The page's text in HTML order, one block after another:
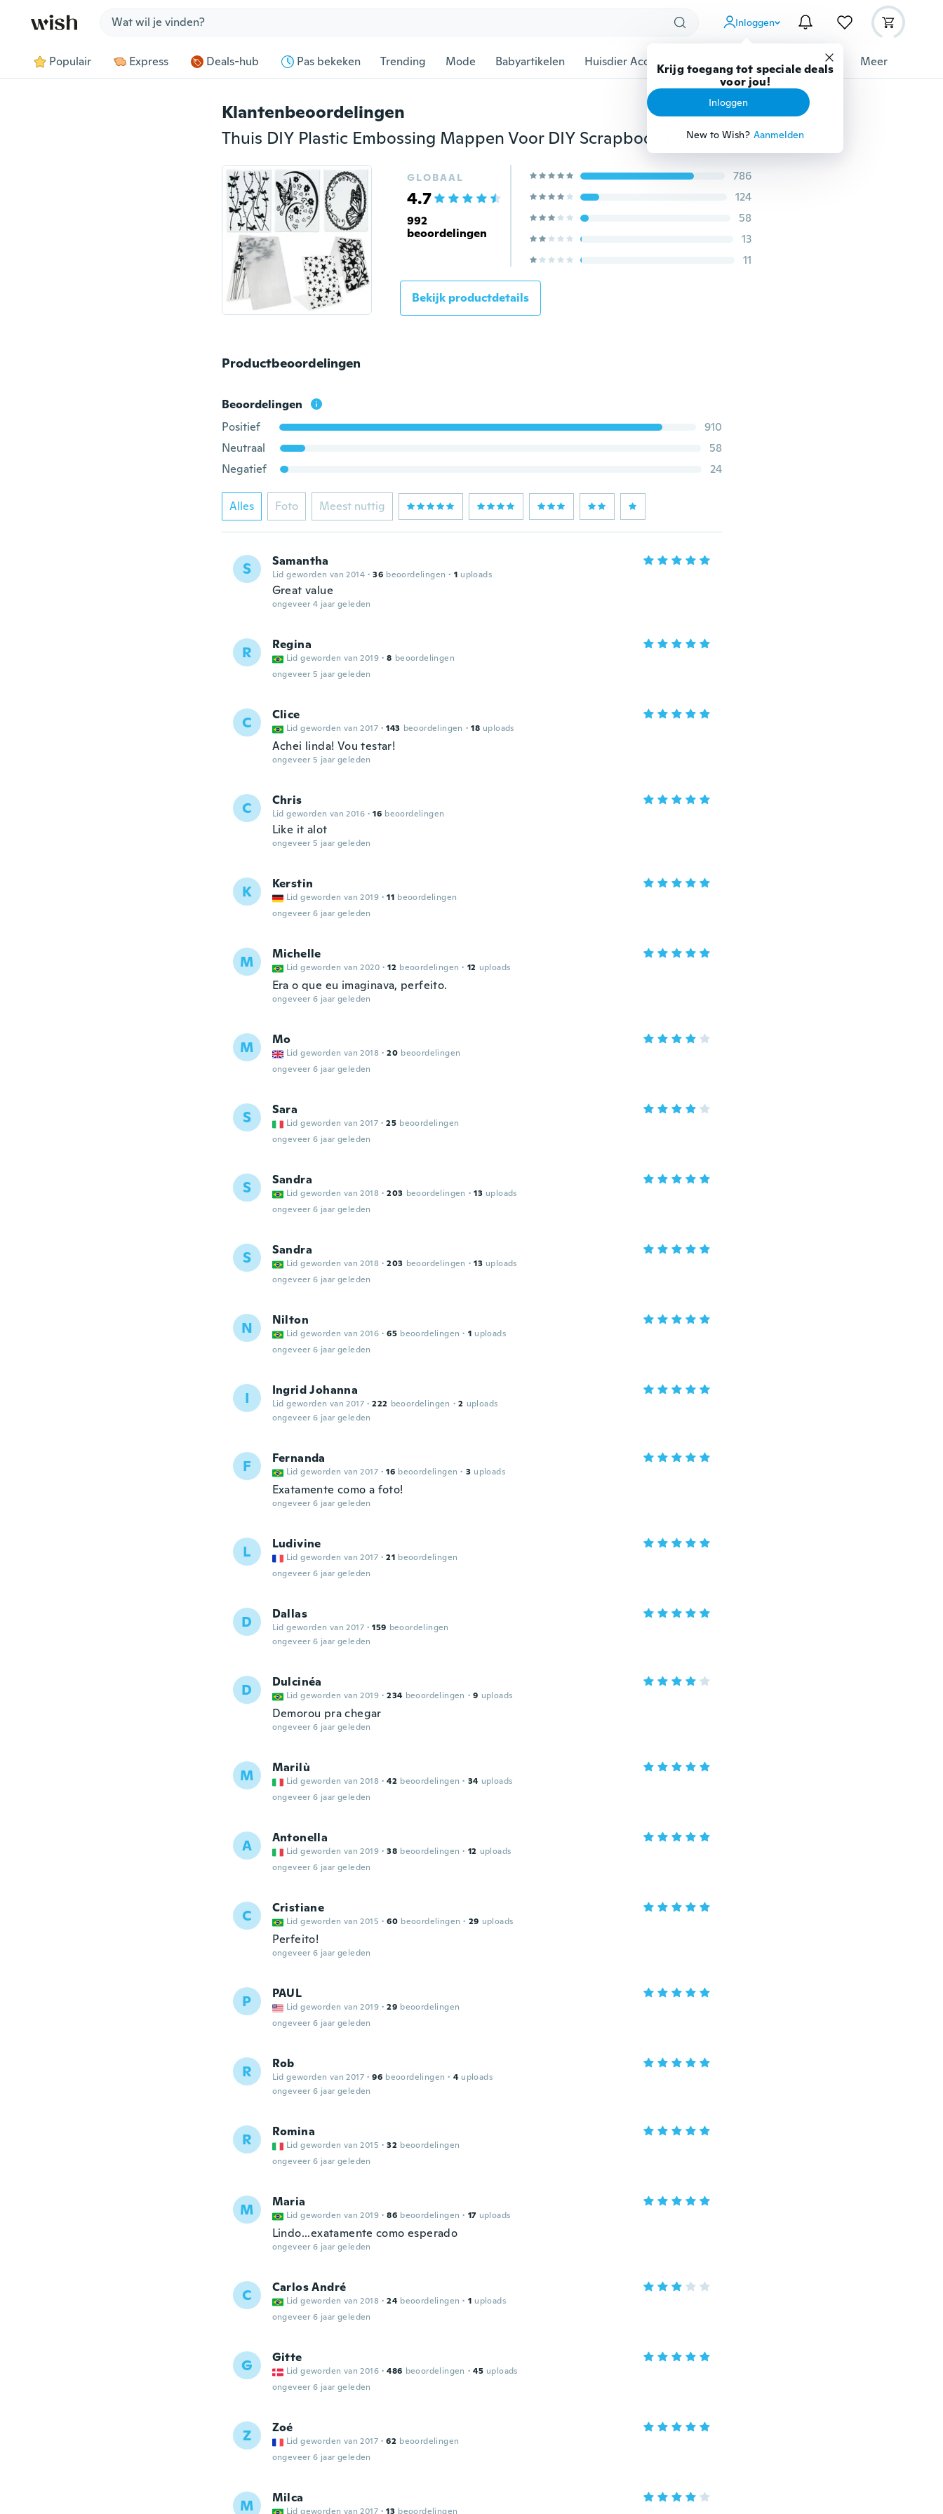
Inloggen
Krijg toegang tot speciale deals
voor jou!
Inloggen
New to Wish? Aanmelden
Populair Express Deals-hub Pas bekeken Trending Mode Babyartikelen Huisdier Accessoires Gereedschap Meer
Klantenbeoordelingen
Thuis DIY Plastic Embossing Mappen Voor DIY Scrapbooking Card Craft
GLOBAAL
4.7
992
beoordelingen
786
124
58
13
11
Bekijk productdetails
Productbeoordelingen
Beoordelingen
Positief
910
Neutraal
58
Negatief
24
Alles Foto Meest nuttig
S Samantha
Lid geworden van 2014 · 36 beoordelingen · 1 uploads
Great value
ongeveer 4 jaar geleden
R Regina
Lid geworden van 2019 · 8 beoordelingen
ongeveer 5 jaar geleden
C Clice
Lid geworden van 2017 · 143 beoordelingen · 18 uploads
Achei linda! Vou testar!
ongeveer 5 jaar geleden
C Chris
Lid geworden van 2016 · 16 beoordelingen
Like it alot
ongeveer 5 jaar geleden
K Kerstin
Lid geworden van 2019 · 11 beoordelingen
ongeveer 6 jaar geleden
M Michelle
Lid geworden van 2020 · 12 beoordelingen · 12 uploads
Era o que eu imaginava, perfeito.
ongeveer 6 jaar geleden
M Mo
Lid geworden van 2018 · 20 beoordelingen
ongeveer 6 jaar geleden
S Sara
Lid geworden van 2017 · 25 beoordelingen
ongeveer 6 jaar geleden
S Sandra
Lid geworden van 2018 · 203 beoordelingen · 13 uploads
ongeveer 6 jaar geleden
S Sandra
Lid geworden van 2018 · 203 beoordelingen · 13 uploads
ongeveer 6 jaar geleden
N Nilton
Lid geworden van 2016 · 65 beoordelingen · 1 uploads
ongeveer 6 jaar geleden
I Ingrid Johanna
Lid geworden van 2017 · 222 beoordelingen · 2 uploads
ongeveer 6 jaar geleden
F Fernanda
Lid geworden van 2017 · 16 beoordelingen · 3 uploads
Exatamente como a foto!
ongeveer 6 jaar geleden
L Ludivine
Lid geworden van 2017 · 21 beoordelingen
ongeveer 6 jaar geleden
D Dallas
Lid geworden van 2017 · 159 beoordelingen
ongeveer 6 jaar geleden
D Dulcinéa
Lid geworden van 2019 · 234 beoordelingen · 9 uploads
Demorou pra chegar
ongeveer 6 jaar geleden
M Marilù
Lid geworden van 2018 · 42 beoordelingen · 34 uploads
ongeveer 6 jaar geleden
A Antonella
Lid geworden van 2019 · 38 beoordelingen · 12 uploads
ongeveer 6 jaar geleden
C Cristiane
Lid geworden van 2015 · 60 beoordelingen · 29 uploads
Perfeito!
ongeveer 6 jaar geleden
P PAUL
Lid geworden van 2019 · 29 beoordelingen
ongeveer 6 jaar geleden
R Rob
Lid geworden van 2017 · 96 beoordelingen · 4 uploads
ongeveer 6 jaar geleden
R Romina
Lid geworden van 2015 · 32 beoordelingen
ongeveer 6 jaar geleden
M Maria
Lid geworden van 2019 · 86 beoordelingen · 17 uploads
Lindo...exatamente como esperado
ongeveer 6 jaar geleden
C Carlos André
Lid geworden van 2018 · 24 beoordelingen · 1 uploads
ongeveer 6 jaar geleden
G Gitte
Lid geworden van 2016 · 486 beoordelingen · 45 uploads
ongeveer 6 jaar geleden
Z Zoé
Lid geworden van 2017 · 62 beoordelingen
ongeveer 6 jaar geleden
M Milca
Lid geworden van 2017 · 13 beoordelingen